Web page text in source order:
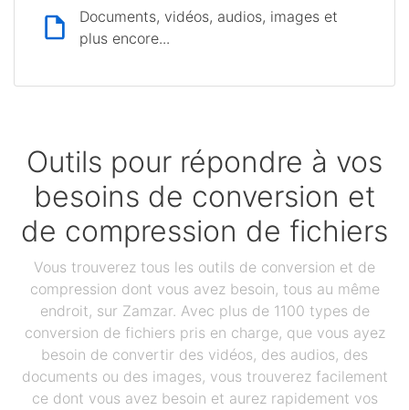
Documents, vidéos, audios, images et
plus encore...
Outils pour répondre à vos
besoins de conversion et
de compression de fichiers
Vous trouverez tous les outils de conversion et de
compression dont vous avez besoin, tous au même
endroit, sur Zamzar. Avec plus de 1100 types de
conversion de fichiers pris en charge, que vous ayez
besoin de convertir des vidéos, des audios, des
documents ou des images, vous trouverez facilement
ce dont vous avez besoin et aurez rapidement vos